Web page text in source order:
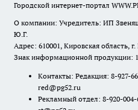
Городской интернет-портал
О компании: Учредитель: ИП
Ю.Г.
Адрес: 610001, Кировская область,
Знак информационной продукции:
Контакты: Редакция: 8-927-
red@pg52.ru
Рекламный отдел: 8-920-